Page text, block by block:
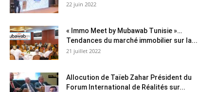
22 juin 2022
« Immo Meet by Mubawab Tunisie »…
Tendances du marché immobilier sur la...
21 juillet 2022
Allocution de Taïeb Zahar Président du
Forum International de Réalités sur...